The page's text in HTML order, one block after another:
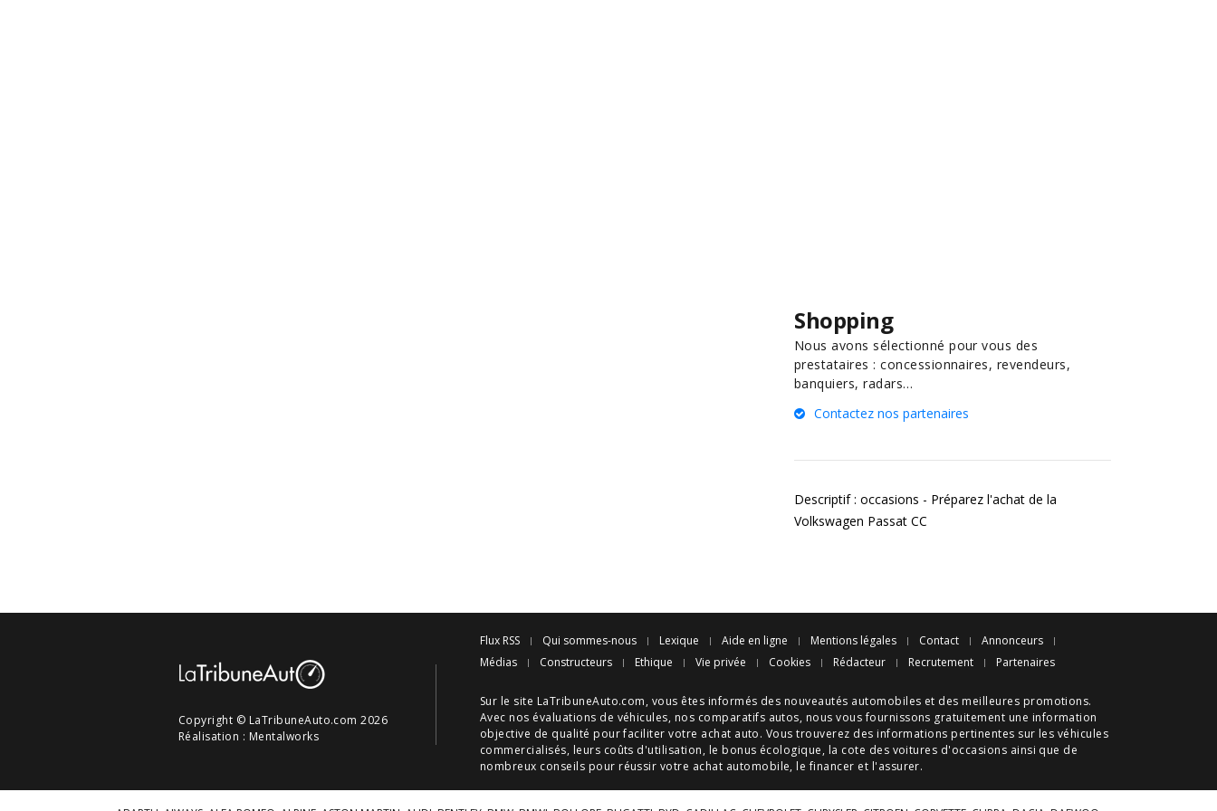
Shopping
Nous avons sélectionné pour vous des
prestataires : concessionnaires, revendeurs,
banquiers, radars…
Contactez nos partenaires
Descriptif : occasions - Préparez l'achat de la
Volkswagen Passat CC
Copyright © LaTribuneAuto.com 2026
Réalisation : Mentalworks
Flux RSS Qui sommes-nous Lexique Aide en ligne Mentions légales Contact
Annonceurs
Médias
Constructeurs Ethique Vie privée Cookies Rédacteur Recrutement Partenaires
Sur le site LaTribuneAuto.com, vous êtes informés des nouveautés automobiles et des meilleures promotions.
Avec nos évaluations de véhicules, nos comparatifs autos, nous vous fournissons gratuitement une information
objective de qualité pour faciliter votre achat auto. Vous trouverez des informations pertinentes sur les véhicules
commercialisés, leurs coûts d'utilisation, le bonus écologique, la cote des voitures d'occasions ainsi que de
nombreux conseils pour réussir votre achat automobile, le financer et l'assurer.